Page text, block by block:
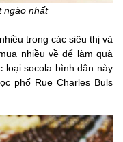
ngào nhất
trong các siêu thị và
nhiều về để làm quà
loại socola bình dân này
phố Rue Charles Buls